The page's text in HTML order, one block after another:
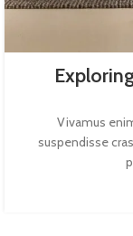
Vivamus
suspendisse